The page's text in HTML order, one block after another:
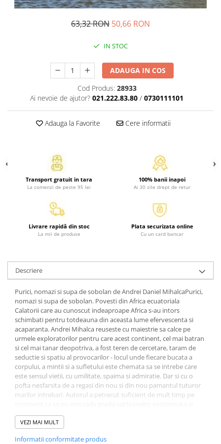
Atlase, dictionare si enciclopedii
Povesti pentru copii
Povesti si povestiri
Dictionare si enciclopedii
Dictionare de limba romana
Dictionare tematice
Enciclopedii
Diete si fitness
Diete si alimentatie sanatoasa
Fitness si frumusete
Feng Shui
Sa nu razi :((
Drept
Legislatie
Fictiune
Actiune si Aventura
Actiune,aventura
Clasici
Crime, Thriller, Mistery
Istorica
Literatura de divertisment
63,32 RON 50,66 RON
IN STOC
ADAUGA IN COS
Cod Produs: 28933
Ai nevoie de ajutor? 021.222.83.80 / 0730111101
Adauga la Favorite Cere informatii
Transport gratuit in tara
La comenzi de peste 95 lei
100% banii inapoi
Ai 30 zile drept de retur
Livrare rapidă din stoc
La mii de produse
Plata securizata online
Cu un card bancar
Descriere
Purici, nomazi si supa de sobolan de Andrei Daniel MihalcaPurici,
nomazi si supa de sobolan. Povesti din Africa ecuatoriala
Calatorii care au cunoscut indeaproape Africa s-au intors
schimbati pentru totdeauna din aceasta lume efervescenta si
acaparanta. Andrei Mihalca reuseste cu maiestrie sa calce pe
urmele exploratorilor pentru care acest continent, cel mai batran
si cel mai tanar deopotriva, a fost teren de cercetare, taram de
seductie si spatiu al provocarilor - locul unde fiecare bucata a
corpului, a mintii si a sufletului este chemata sa se intrebe care
este sensul vietii, cu umilitate, spaima si admiratie. Dar si cu o
pofta nesfarsita de a regasi din nou si din nou pamantul tuturor
marilor intrebari. Autorul a petrecut suficient de mult timp pe
generalizarilor facile. Africa te invita sa o gandesti in nesfarsita ei
diversitate si sa meditezi, asa cum face Andrei Mihalca, la destinul
viitor si amenintare fatala. - Ciprian Mihali
VEZI MAI MULT
Informatii conformitate produs